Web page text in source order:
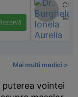
📅
Mai multi medici >
vointei